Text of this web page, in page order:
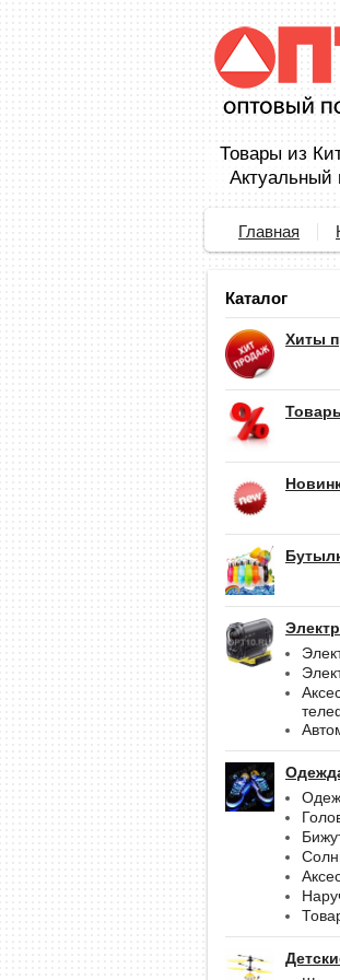
Товары из
Актуальный
Главная
Каталог
Хиты